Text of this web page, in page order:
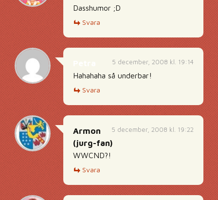
Dasshumor ;D
Svara
5 december, 2008 kl. 19:14
Hahahaha så underbar!
Svara
5 december, 2008 kl. 19:22
Armon
(jurg-fan)
WWCND?!
Svara